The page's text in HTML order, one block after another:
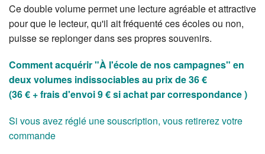
Ce double volume permet une lecture agréable et attractive
pour que le lecteur, qu'il ait fréquenté ces écoles ou non,
puisse se replonger dans ses propres souvenirs.
Comment acquérir "À l'école de nos campagnes" en
deux volumes indissociables au prix de 36 €
(36 € + frais d'envoi 9 € si achat par correspondance )
Si vous avez réglé une souscription, vous retirerez votre
commande